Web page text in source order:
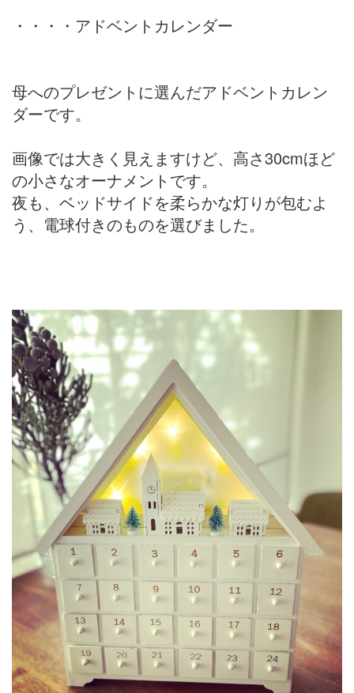
・・・・アドベントカレンダー
母へのプレゼントに選んだアドベントカレン
ダーです。
画像では大きく見えますけど、高さ30cmほど
の小さなオーナメントです。
夜も、ベッドサイドを柔らかな灯りが包むよ
う、電球付きのものを選びました。